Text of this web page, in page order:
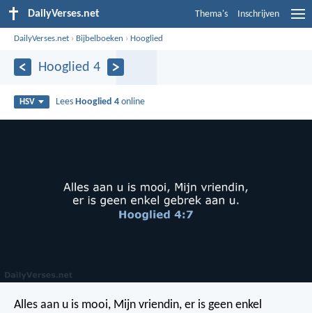
DailyVerses.net Thema's Inschrijven
DailyVerses.net › Bijbelboeken › Hooglied
Hooglied 4
HSV Lees Hooglied 4 online
Alles aan u is mooi, Mijn vriendin, er is geen enkel